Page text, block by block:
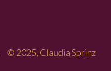
© 2025, Claudia Sprinz